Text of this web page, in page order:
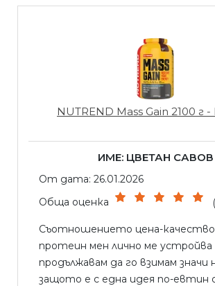
NUTREND Mass Gain 2100 г
ИМЕ: ЦВЕТАН САВОВ
От дата: 26.01.2026
Обща оценка
Съотношението цена-
протеин мен лично ме
продължавам да го взимам значи
защото е с една идея по-евтин